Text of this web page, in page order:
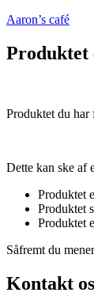
Aaron’s café
Produktet du
Dette kan ske af
Produktet
Produktet
Produktet
Såfremt du
Kontakt os